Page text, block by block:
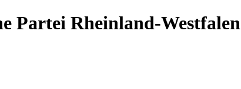
Partei Rheinland-Westfalen